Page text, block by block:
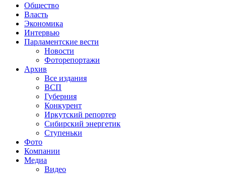
Общество
Власть
Экономика
Интервью
Парламентские вести
Новости
Фоторепортажи
Архив
Все издания
ВСП
Губерния
Конкурент
Иркутский репортер
Сибирский энергетик
Ступеньки
Фото
Компании
Медиа
Видео